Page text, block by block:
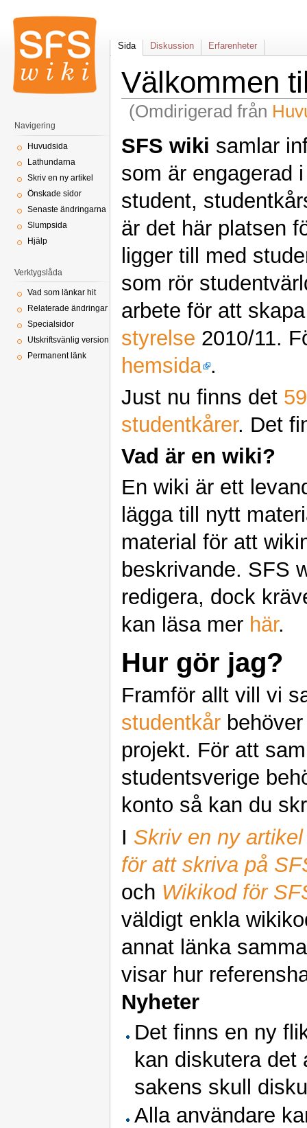
Välkommen
(Omdirigerad från
SFS wiki samlar
som är engagerad
student,
är det här platsen
ligger till med
som rör
arbete för att
styrelse 2010/11.
hemsida .
Just nu finns det
studentkårer. Det
Vad är en wiki?
En wiki är ett
lägga till nytt
material för att
beskrivande. SFS
redigera, dock
kan läsa mer här.
Hur gör jag?
Framför allt vill vi
studentkår
projekt. För att
studentsverige
konto så kan du
I Skriv en ny artikel
för att skriva på
och Wikikod för
väldigt enkla
annat länka
visar hur
Nyheter
Det finns en ny
kan diskutera det
sakens skull
Alla användare
Sida Diskussion Erfarenheter
Navigering
Huvudsida
Lathundarna
Skriv en ny artikel
Önskade sidor
Senaste ändringarna
Slumpsida
Hjälp
Verktygslåda
Vad som länkar hit
Relaterade ändringar
Specialsidor
Utskriftsvänlig version
Permanent länk